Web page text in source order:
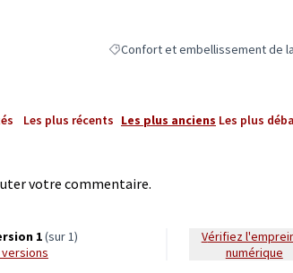
Filtrer les résultats de la
Confort et embellissement de
Les plus récents Les plus anciens Les plus
votre commentaire.
1(sur 1)
versions
Vérifiez l'empreinte
numérique